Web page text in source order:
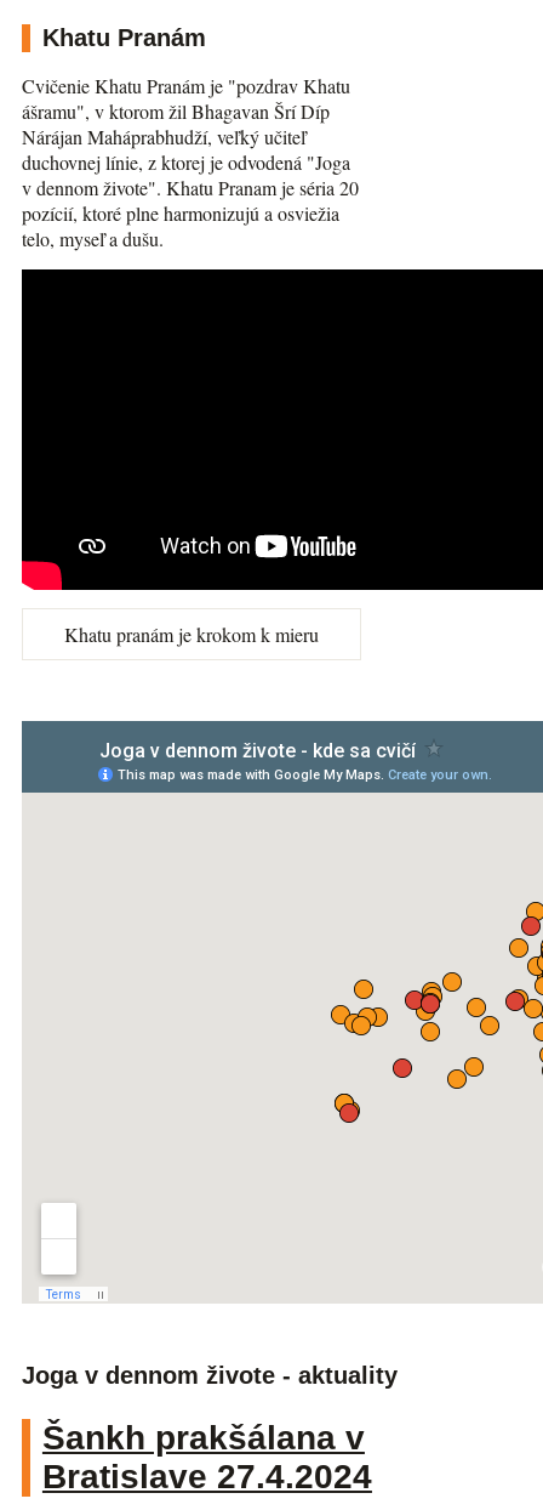
Khatu Pranám
Cvičenie Khatu Pranám je "pozdrav Khatu
ášramu", v ktorom žil Bhagavan Šrí Díp
Nárájan Maháprabhudží, veľký učiteľ
duchovnej línie, z ktorej je odvodená "Joga
v dennom živote". Khatu Pranam je séria 20
pozícií, ktoré plne harmonizujú a osviežia
telo, myseľ a dušu.
Khatu pranám je krokom k mieru
Joga v dennom živote - aktuality
Šankh prakšálana v
Bratislave 27.4.2024